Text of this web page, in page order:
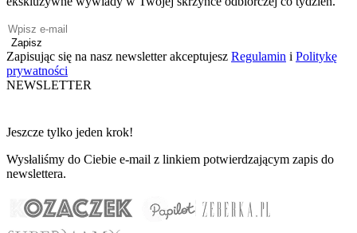
Zapisz
Zapisując się na nasz newsletter akceptujesz Regulamin i Politykę
prywatności
NEWSLETTER
Jeszcze tylko jeden krok!
Wysłaliśmy do Ciebie e-mail z linkiem potwierdzającym zapis do
newslettera.